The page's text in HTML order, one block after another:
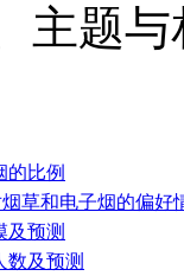
主题
的比例
草和电子烟的偏好
及预测
数及预测